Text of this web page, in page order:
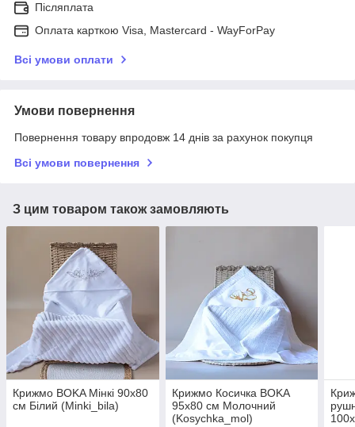
Післяплата
Оплата карткою Visa, Mastercard - WayForPay
Всі умови оплати
Умови повернення
Повернення товару впродовж 14 днів за рахунок покупця
Всі умови повернення
З цим товаром також замовляють
Крижмо BOKA Мінкі 90х80
см Білий (Minki_bila)
Крижмо Косичка BOKA
95x80 см Молочний
(Kosychka_mol)